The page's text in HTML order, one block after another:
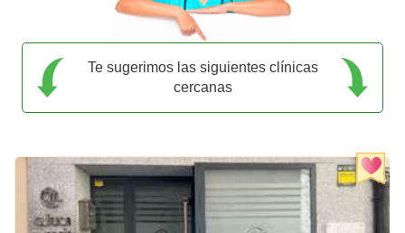
Te sugerimos las siguientes clínicas
cercanas